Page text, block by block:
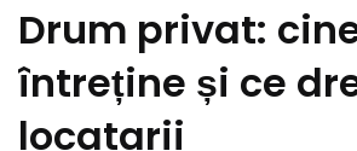
Drum privat:
întreține și ce
locatarii